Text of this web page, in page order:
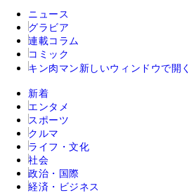
ニュース
グラビア
連載コラム
コミック
キン肉マン 新しいウィンドウで開く
新着
エンタメ
スポーツ
クルマ
ライフ・文化
社会
政治・国際
経済・ビジネス